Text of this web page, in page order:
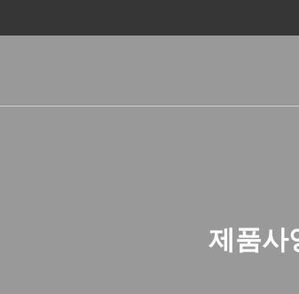
제품사